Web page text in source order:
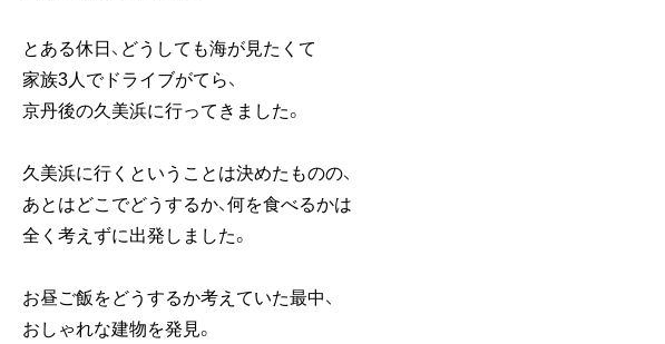
とある休日、どうしても海が見たくて
家族3人でドライブがてら、
京丹後の久美浜に行ってきました。
久美浜に行くということは決めたものの、
あとはどこでどうするか、何を食べるかは
全く考えずに出発しました。
お昼ご飯をどうするか考えていた最中、
おしゃれな建物を発見。